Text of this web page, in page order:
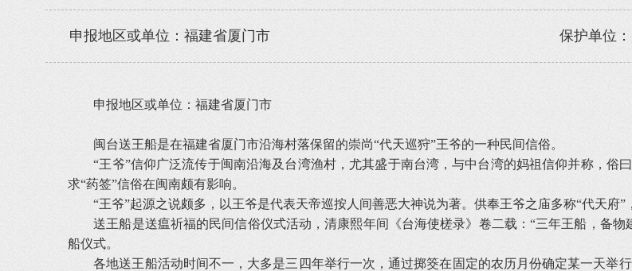
申报地区或单位：福建省厦门市 保护单位
申报地区或单位：福建省厦门市
闽台送王船是在福建省厦门市沿海村落保留的崇尚“代天巡狩”王爷的一种民间信俗。
“王爷”信仰广泛流传于闽南沿海及台湾渔村，尤其盛于南台湾，与中台湾的妈祖信仰并称，俗
求“药签”信俗在闽南颇有影响。
“王爷”起源之说颇多，以王爷是代表天帝巡按人间善恶大神说为著。供奉王爷之庙多称“代天府”
送王船是送瘟祈福的民间信俗仪式活动，清康熙年间《台海使槎录》卷二载：“三年王船，备物
船仪式。
各地送王船活动时间不一，大多是三四年举行一次，通过掷筊在固定的农历月份确定某一天举